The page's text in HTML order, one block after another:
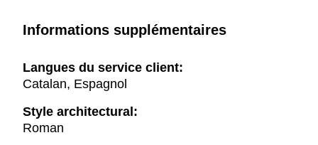
Informations supplémentaires
Langues du service client:
Catalan, Espagnol
Style architectural:
Roman